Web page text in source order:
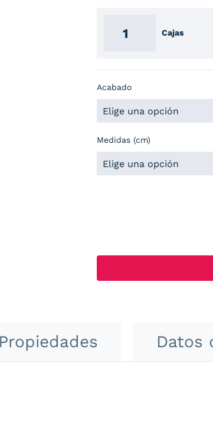
Cajas
Acabado
Medidas (cm)
Propiedades Datos